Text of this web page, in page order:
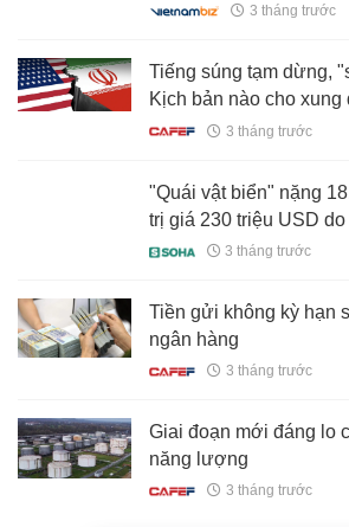
9 tháng hấp dẫn nhất
Kịch bản nào cho xung
3 tháng trước
trị giá 230 triệu USD
kế, chế tạo: Đưa một
lọt Top đầu thế giới
3 tháng trước
ngân hàng
3 tháng trước